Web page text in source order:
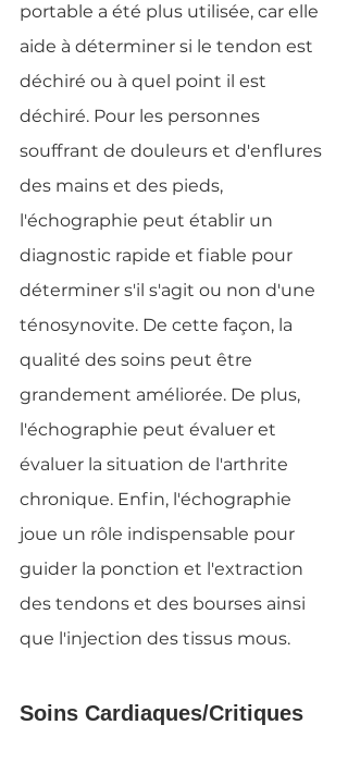
portable a été plus utilisée, car elle
aide à déterminer si le tendon est
déchiré ou à quel point il est
déchiré. Pour les personnes
souffrant de douleurs et d'enflures
des mains et des pieds,
l'échographie peut établir un
diagnostic rapide et fiable pour
déterminer s'il s'agit ou non d'une
ténosynovite. De cette façon, la
qualité des soins peut être
grandement améliorée. De plus,
l'échographie peut évaluer et
évaluer la situation de l'arthrite
chronique. Enfin, l'échographie
joue un rôle indispensable pour
guider la ponction et l'extraction
des tendons et des bourses ainsi
que l'injection des tissus mous.
Soins Cardiaques/Critiques